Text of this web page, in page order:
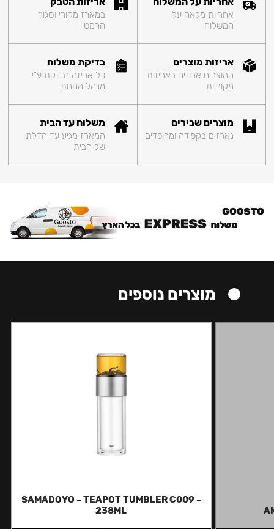
אחריות מלאה על
המשלוח
במארז מקורי וסגור
הרמטי
אריזות מוצרים
המוצרים ארוזים באריזות
מקוריות
בדיקת משלוח
כל אריזה נבדקת ע"י
מנהל החנות
מוצרים שבירים
נארזים בקפידה ומרופדים
משלוח עד הבית
המארז מגיע עד הדלת
של הבית
מוצרים נוספים
SAMADOYO – TEAPOT TUMBLER C009 –
238ML